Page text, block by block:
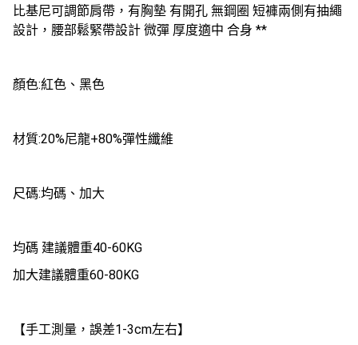
比基尼可調節肩帶，有胸墊 有開孔 無鋼圈 短褲兩側有抽繩
設計，腰部鬆緊帶設計 微彈 厚度適中 合身 **
顏色:紅色、黑色
材質:20%尼龍+80%彈性纖維
尺碼:均碼、加大
均碼 建議體重40-60KG
加大建議體重60-80KG
【手工測量，誤差1-3cm左右】